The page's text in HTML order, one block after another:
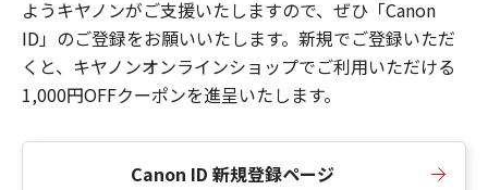
ようキヤノンがご支援いたしますので、ぜひ「Canon
ID」のご登録をお願いいたします。新規でご登録いただ
くと、キヤノンオンラインショップでご利用いただける
1,000円OFFクーポンを進呈いたします。
Canon ID 新規登録ページ